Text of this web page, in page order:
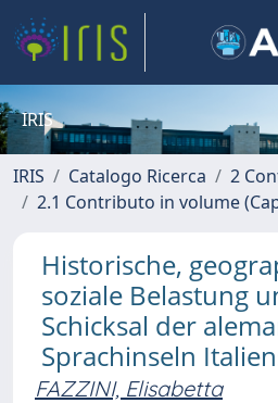
IRIS
IRIS Catalogo Ricerca
2
2.1 Contributo in volume
Historische,
soziale Belastung
Schicksal der
Sprachinseln
FAZZINI, Elisabetta